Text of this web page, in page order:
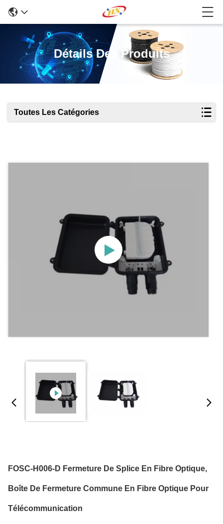
Détails Des Produits
Toutes Les Catégories
FOSC-H006-D Fermeture De Splice En Fibre Optique,
Boîte De Fermeture Commune En Fibre Optique Pour
Télécommunication